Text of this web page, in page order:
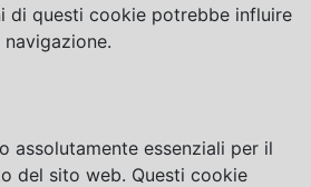
di questi cookie potrebbe influire
assolutamente essenziali per il
del sito web. Questi cookie